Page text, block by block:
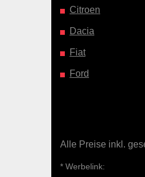
Citroen
Dacia
Fiat
Ford
Alle Preise inkl.
* Werbelink: